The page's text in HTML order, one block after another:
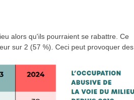
alors qu'ils pourraient se rabattre. Ce
sur 2 (57 %). Ceci peut provoquer des